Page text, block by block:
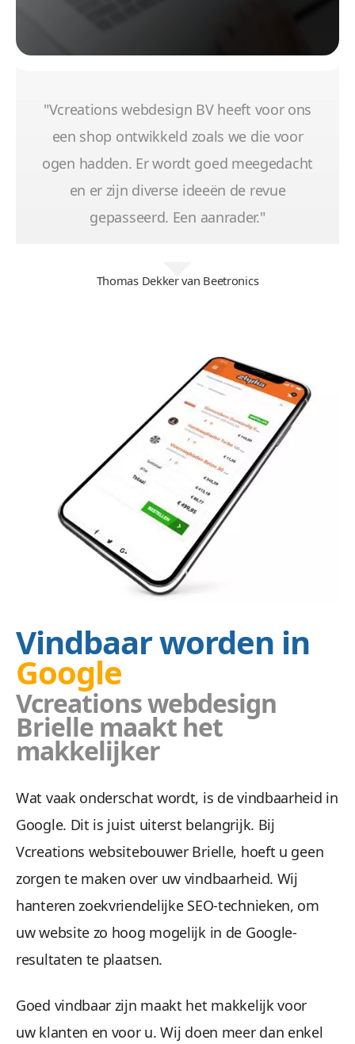
"Vcreations webdesign BV heeft voor ons
een shop ontwikkeld zoals we die voor
ogen hadden. Er wordt goed meegedacht
en er zijn diverse ideeën de revue
gepasseerd. Een aanrader."
Thomas Dekker van Beetronics
Vindbaar worden in
Google
Vcreations webdesign
Brielle maakt het
makkelijker
Wat vaak onderschat wordt, is de vindbaarheid in
Google. Dit is juist uiterst belangrijk. Bij
Vcreations websitebouwer Brielle, hoeft u geen
zorgen te maken over uw vindbaarheid. Wij
hanteren zoekvriendelijke SEO-technieken, om
uw website zo hoog mogelijk in de Google-
resultaten te plaatsen.
Goed vindbaar zijn maakt het makkelijk voor
uw klanten en voor u. Wij doen meer dan enkel